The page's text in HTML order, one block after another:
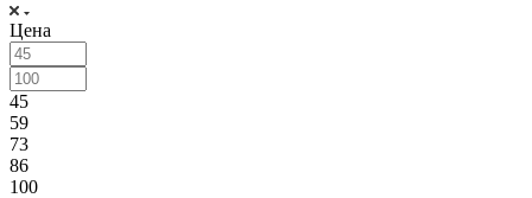
Цена
45
59
73
86
100